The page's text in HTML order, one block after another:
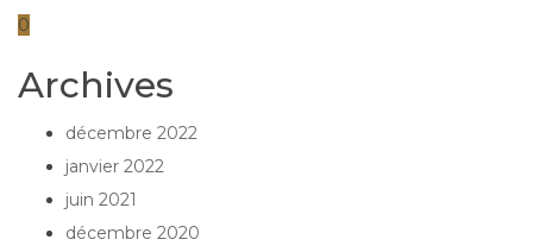
0
Archives
décembre 2022
janvier 2022
juin 2021
décembre 2020